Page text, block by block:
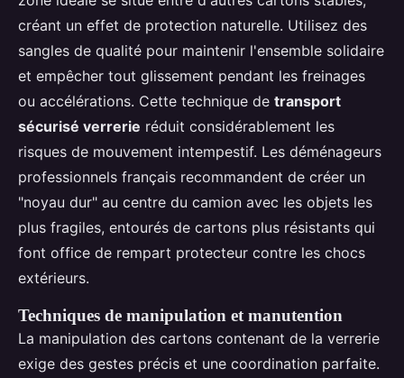
créant un effet de protection naturelle. Utilisez des
sangles de qualité pour maintenir l'ensemble solidaire
et empêcher tout glissement pendant les freinages
ou accélérations. Cette technique de transport
sécurisé verrerie réduit considérablement les
risques de mouvement intempestif. Les déménageurs
professionnels français recommandent de créer un
"noyau dur" au centre du camion avec les objets les
plus fragiles, entourés de cartons plus résistants qui
font office de rempart protecteur contre les chocs
extérieurs.
Techniques de manipulation et manutention
La manipulation des cartons contenant de la verrerie
exige des gestes précis et une coordination parfaite.